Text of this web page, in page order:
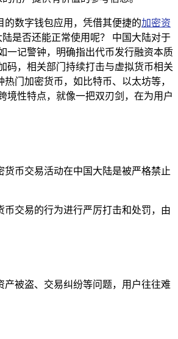
的数字钱包应用，凭借其便捷的加密资
是否还能正常使用呢？ 中国大陆对于
一记警钟，明确指出代币发行融资本质
码，相关部门持续打击与虚拟货币相关
门加密货币，如比特币、以太坊等，
境性特点，就像一把双刃剑，在为用户
币交易活动在中国大陆是被严格禁止
交易的行为进行严厉打击和处罚，由
产被盗、交易纠纷等问题，用户往往难